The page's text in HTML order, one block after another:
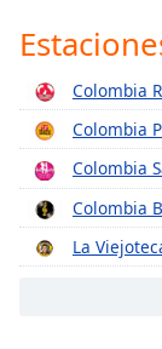
Rate
Chapters
Chapters
Descriptions
descriptions
Colombia
Colombia
Colombia
Colombia
La